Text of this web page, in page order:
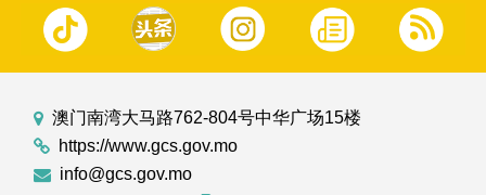
澳门南湾大马路762-804号中华广场15楼
https://www.gcs.gov.mo
info@gcs.gov.mo